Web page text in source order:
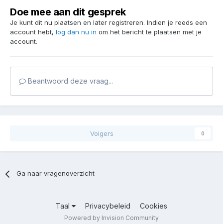
Doe mee aan dit gesprek
Je kunt dit nu plaatsen en later registreren. Indien je reeds een
account hebt, log dan nu in om het bericht te plaatsen met je
account.
Beantwoord deze vraag...
Volgers 0
Ga naar vragenoverzicht
Taal Privacybeleid Cookies
Powered by Invision Community